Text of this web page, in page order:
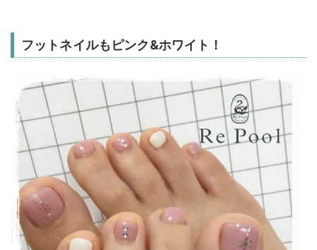
フットネイルもピンク&ホワイト！